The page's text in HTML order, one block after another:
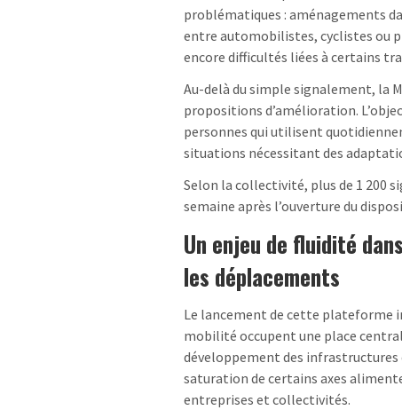
problématiques : aménagements
entre automobilistes, cyclistes ou
encore difficultés liées à certains
Au-delà du simple signalement, la
propositions d’amélioration.
personnes qui utilisent
situations nécessitant des
Selon la collectivité, plus de 1 200
semaine après l’ouverture du
Un enjeu de fluidité
les déplacements
Le lancement de cette plateforme
mobilité occupent une place
développement des
saturation de certains axes
entreprises et collectivités.